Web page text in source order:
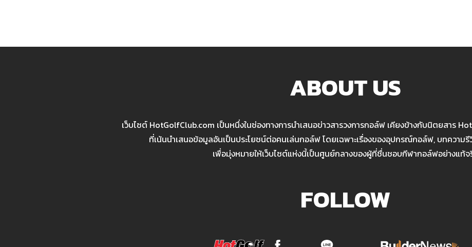
ABOUT US
เว็บไซต์ HotGolfClub.com เป็นหนึ่งในช่องทางการนำเสนอข่าวสารวงการกอล์ฟ เคียงข้างกับนิตยสาร
ที่เน้นนำเสนอข้อมูลอันเป็นประโยชน์ต่อคนเล่นกอล์ฟ โดยเฉพาะเรื่องของอุปกรณ์กอล์ฟ, บทความรี
เพื่อมุ่งหมายให้เว็บไซต์แห่งนี้เป็นศูนย์กลางของผู้ที่ชื่นชอบกีฬากอล์ฟอย่างแท้จ
FOLLOW